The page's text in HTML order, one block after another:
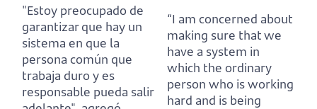
"Estoy preocupado de
garantizar que hay un
sistema en que la
persona común que
trabaja duro y es
responsable pueda salir
“I am concerned about
making sure that we
have a system in
which the ordinary
person who is working
hard and is being